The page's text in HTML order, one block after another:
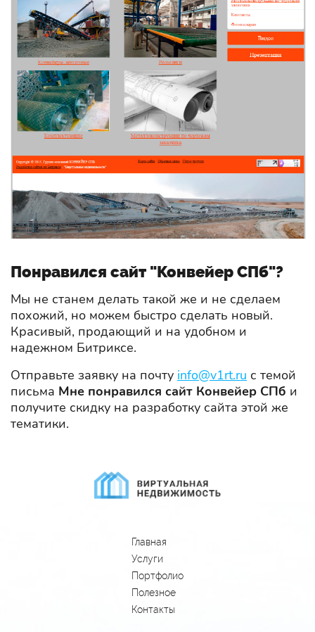
Понравился сайт "Конвейер СПб"?
Мы не станем делать такой же и не сделаем
похожий, но можем быстро сделать новый.
Красивый, продающий и на удобном и
надежном Битриксе.
Отправьте заявку на почту info@v1rt.ru с темой
письма Мне понравился сайт Конвейер СПб и
получите скидку на разработку сайта этой же
тематики.
Главная
Услуги
Портфолио
Полезное
Контакты